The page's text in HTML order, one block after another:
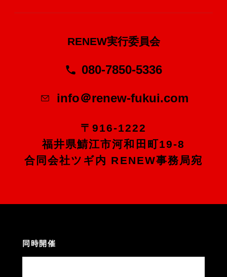
RENEW実行委員会
080-7850-5336
info＠renew-fukui.com
〒916-1222
福井県鯖江市河和田町19-8
合同会社ツギ内 RENEW事務局宛
同時開催